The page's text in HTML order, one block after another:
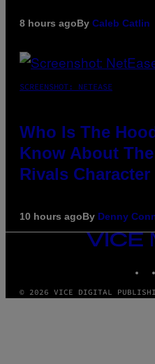
8 hours agoBy Caleb Catlin
SCREENSHOT: NETEASE
Who Is The
Know About
Rivals Character
10 hours agoBy Denny
VICE
MEDIA
© 2026 VICE DIGITAL